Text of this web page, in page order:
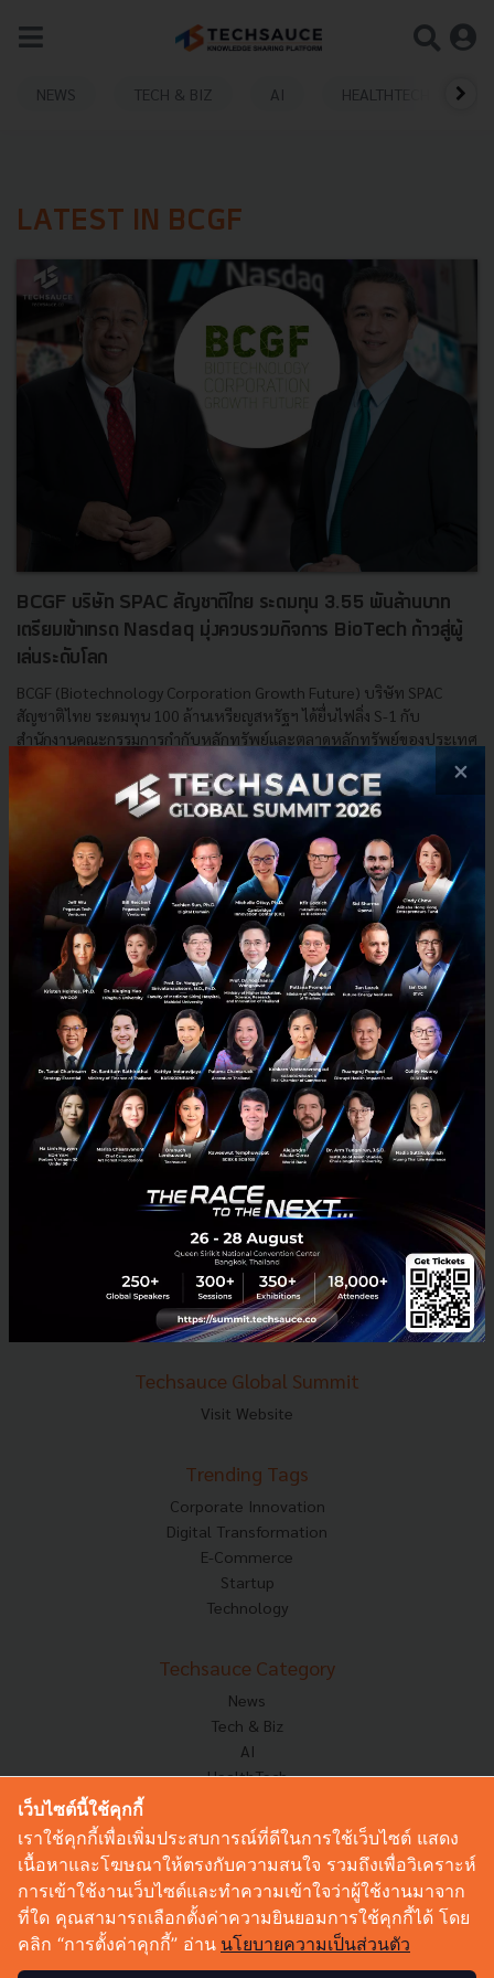
NEWS TECH & BIZ AI HEALTHTECH
LATEST IN BCGF
BCGF บริษัท SPAC สัญชาติไทย ระดมทุน 3.55 พันล้านบาท
เตรียมเข้าเทรด Nasdaq มุ่งควบรวมกิจการ BioTech ก้าวสู่ผู้
เล่นระดับโลก
BCGF (Biotechnology Corporation Growth Future) บริษัท SPAC
สัญชาติไทย ระดมทุน 100 ล้านเหรียญสหรัฐฯ ได้ยื่นไฟลิ่ง S-1 กับ
สำนักงานคณะกรรมการกำกับหลักทรัพย์และตลาดหลักทรัพย์ของประเทศ
สิงหาคม 22, 2022| ByTechsauce Team
Deal Digest BCGF SPAC nasdaq biotech
E-mail :contact@techsauce.co
Tel : 02-001-5375
Mobile : 06-4658-9500
Techsauce Media
About Techsauce
Techsauce Services
Privacy Policy
ส่งบทความ
Techsauce Global Summit
Visit Website
Trending Tags
Corporate Innovation
Digital Transformation
E-Commerce
Startup
Technology
Techsauce Category
News
Tech & Biz
AI
HealthTech
Corp Innov
Saucy Thoughts
Sustainable
Videos
Podcast
×
เว็บไซต์นี้ใช้คุกกี้
เราใช้คุกกี้เพื่อเพิ่มประสบการณ์ที่ดีในการใช้เว็บไซต์ แสดง
เนื้อหาและโฆษณาให้ตรงกับความสนใจ รวมถึงเพื่อวิเคราะห์
การเข้าใช้งานเว็บไซต์และทำความเข้าใจว่าผู้ใช้งานมาจาก
ที่ใด คุณสามารถเลือกตั้งค่าความยินยอมการใช้คุกกี้ได้ โดย
คลิก “การตั้งค่าคุกกี้” อ่าน นโยบายความเป็นส่วนตัว